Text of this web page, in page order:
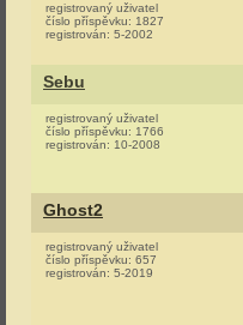
registrovaný uživatel
číslo příspěvku: 1827
registrován: 5-2002
Sebu
registrovaný uživatel
číslo příspěvku: 1766
registrován: 10-2008
Ghost2
registrovaný uživatel
číslo příspěvku: 657
registrován: 5-2019